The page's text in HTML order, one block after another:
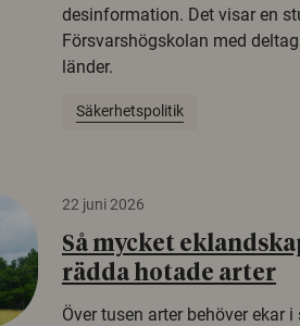
desinformation. Det visar en
Försvarshögskolan med
länder.
Säkerhetspolitik
22 juni 2026
Så mycket
rädda hotade arter
Över tusen arter behöver ekar